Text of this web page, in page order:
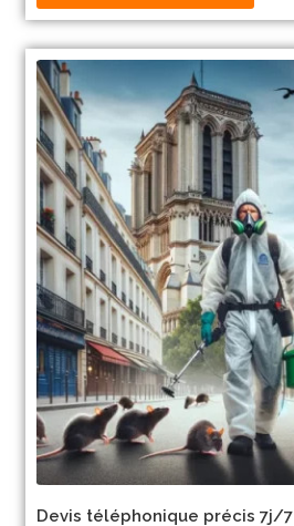
Devis téléphonique précis 7j/7